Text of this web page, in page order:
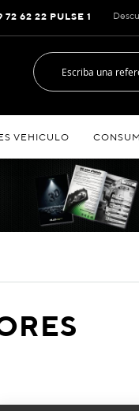
72 62 22 PULSE 1
VEHICULO